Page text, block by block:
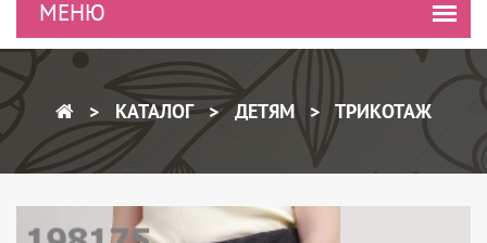
КАТАЛОГ ДЕТЯМ ТРИКОТАЖ